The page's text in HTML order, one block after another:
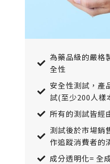
為藥品級的嚴格
全性
安全性測試，產
試(至少200人樣
所有的測試皆經
測試後於市場銷
作追蹤消費者的
成分透明化= 全